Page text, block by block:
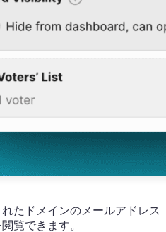
たドメインのメールアドレス
覧できます。